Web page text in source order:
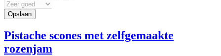
Pistache scones met zelfgemaakte
rozenjam